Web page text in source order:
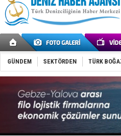
GÜNDEM SEKTÖRDEN TÜRK